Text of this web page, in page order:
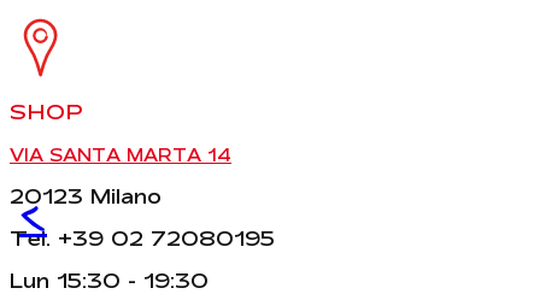
<
SHOP
VIA SANTA MARTA 14
20123 Milano
Tel. +39 02 72080195
Lun 15:30 - 19:30